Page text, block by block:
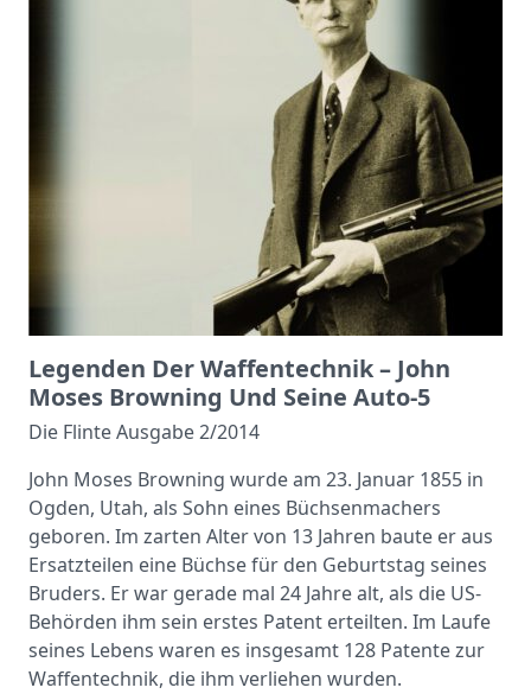
Legenden Der Waffentechnik – John
Moses Browning Und Seine Auto-5
Die Flinte Ausgabe 2/2014
John Moses Browning wurde am 23. Januar 1855 in
Ogden, Utah, als Sohn eines Büchsenmachers
geboren. Im zarten Alter von 13 Jahren baute er aus
Ersatzteilen eine Büchse für den Geburtstag seines
Bruders. Er war gerade mal 24 Jahre alt, als die US-
Behörden ihm sein erstes Patent erteilten. Im Laufe
seines Lebens waren es insgesamt 128 Patente zur
Waffentechnik, die ihm verliehen wurden.